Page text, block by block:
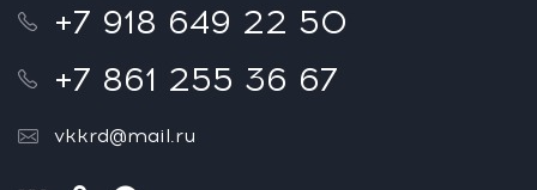
+7 918 649 22 50
+7 861 255 36 67
vkkrd@mail.ru